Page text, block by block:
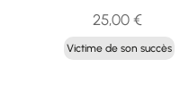
25,00€
Victime de son succès